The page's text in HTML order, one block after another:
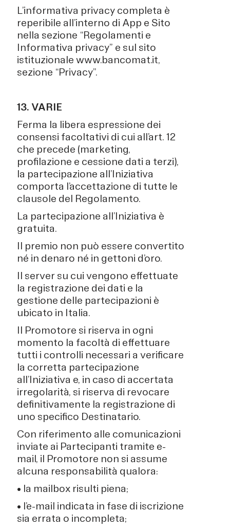
L’informativa privacy completa è
reperibile all’interno di App e Sito
nella sezione “Regolamenti e
Informativa privacy” e sul sito
istituzionale www.bancomat.it,
sezione “Privacy”.
13. VARIE
Ferma la libera espressione dei
consensi facoltativi di cui all’art. 12
che precede (marketing,
profilazione e cessione dati a terzi),
la partecipazione all’Iniziativa
comporta l’accettazione di tutte le
clausole del Regolamento.
La partecipazione all’Iniziativa è
gratuita.
Il premio non può essere convertito
né in denaro né in gettoni d’oro.
Il server su cui vengono effettuate
la registrazione dei dati e la
gestione delle partecipazioni è
ubicato in Italia.
Il Promotore si riserva in ogni
momento la facoltà di effettuare
tutti i controlli necessari a verificare
la corretta partecipazione
all’Iniziativa e, in caso di accertata
irregolarità, si riserva di revocare
definitivamente la registrazione di
uno specifico Destinatario.
Con riferimento alle comunicazioni
inviate ai Partecipanti tramite e-
mail, il Promotore non si assume
alcuna responsabilità qualora:
• la mailbox risulti piena;
• l’e-mail indicata in fase di iscrizione
sia errata o incompleta;